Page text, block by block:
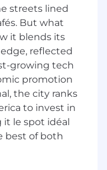
partager les
des
des
performance
plateformes de
streets lined
But what
it blends its
reflected
growing tech
promotion
the city ranks
to invest in
it le spot idéal
best of both